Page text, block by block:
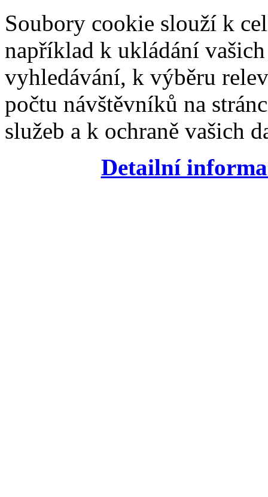
Soubory cookie slouží k
například k ukládání
vyhledávání, k výběru
počtu návštěvníků na
služeb a k ochraně vašich
Detailní